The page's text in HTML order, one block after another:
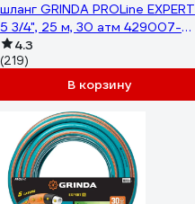
шланг GRINDA PROLine EXPERT
5 3/4", 25 м, 30 атм 429007-
3/4-25
4.3
(219)
В корзину